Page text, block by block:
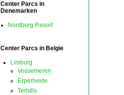
Center Parcs in
Denemarken
Nordborg Resort
Center Parcs in Belgie
Limburg
Vossemeren
Erperheide
Terhills